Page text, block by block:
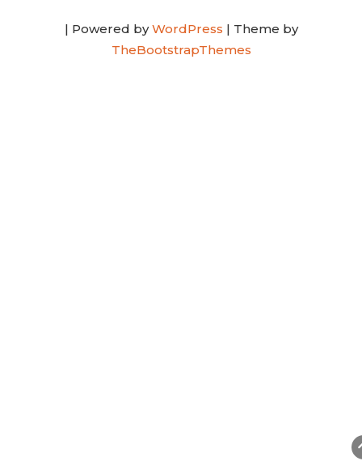
| Powered byWordPress | Theme by
TheBootstrapThemes